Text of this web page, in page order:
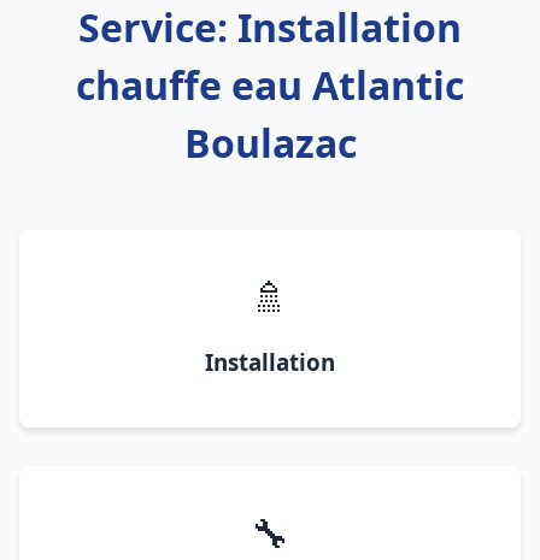
Service: Installation
chauffe eau Atlantic
Boulazac
🚿
Installation
🔧